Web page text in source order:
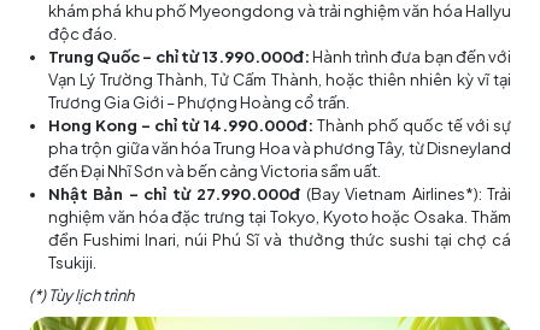
khám phá khu phố Myeongdong và trải nghiệm văn hóa Hallyu
độc đáo.
Trung Quốc – chỉ từ 13.990.000đ:Hành trình đưa bạn đến với
Vạn Lý Trường Thành, Tử Cấm Thành, hoặc thiên nhiên kỳ vĩ tại
Trương Gia Giới – Phượng Hoàng cổ trấn.
Hong Kong – chỉ từ 14.990.000đ: Thành phố quốc tế với sự
pha trộn giữa văn hóa Trung Hoa và phương Tây, từ Disneyland
đến Đại Nhĩ Sơn và bến cảng Victoria sầm uất.
Nhật Bản – chỉ từ 27.990.000đ (Bay Vietnam Airlines*): Trải
nghiệm văn hóa đặc trưng tại Tokyo, Kyoto hoặc Osaka. Thăm
đền Fushimi Inari, núi Phú Sĩ và thưởng thức sushi tại chợ cá
Tsukiji.
(*) Tùy lịch trình